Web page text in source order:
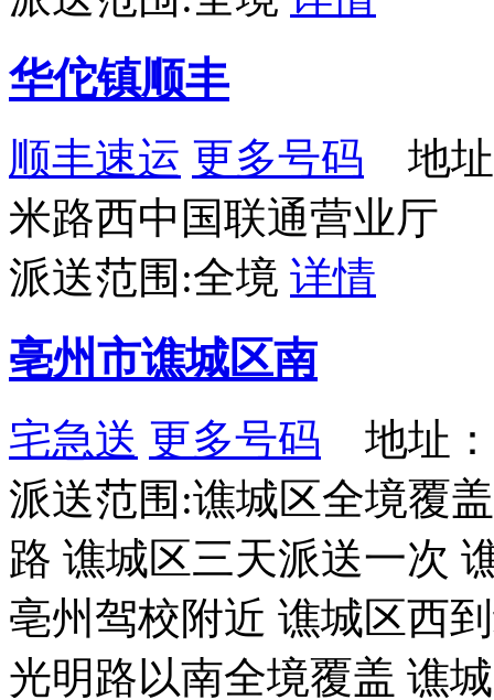
华佗镇顺丰
顺丰速运 更多号码 地址
米路西中国联通营业厅
派送范围:全境 详情
亳州市谯城区南
宅急送 更多号码 地址：
派送范围:谯城区全境覆
路 谯城区三天派送一次
亳州驾校附近 谯城区西
光明路以南全境覆盖 谯